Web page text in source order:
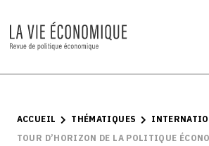
ACCUEIL THÉMATIQUES
TOUR D’HORIZON DE LA POLITIQUE